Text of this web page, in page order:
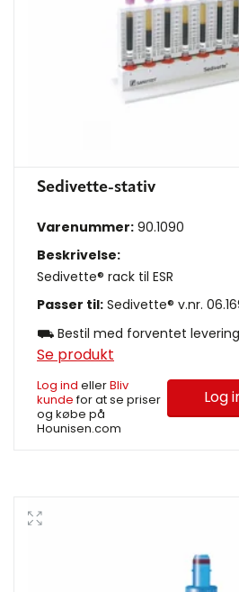
Sedivette-stativ
Varenummer: 90.1090
Beskrivelse:
Sedivette® rack til ESR
Passer til: Sedivette® v.nr.
⛟ Bestil med forventet
Se produkt
Log ind ellerBliv
kundefor at se priser
og købe på
Hounisen.com
Log